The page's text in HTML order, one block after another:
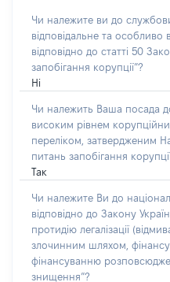
Чи належите ви до
відповідальне та особливо
відповідно до статті 50
запобігання корупції”?
Ні
Чи належить Ваша посада
високим рівнем
переліком, затвердженим
питань запобігання
Так
Чи належите Ви до
відповідно до Закону
протидію легалізації
злочинним шляхом,
фінансуванню
знищення”?